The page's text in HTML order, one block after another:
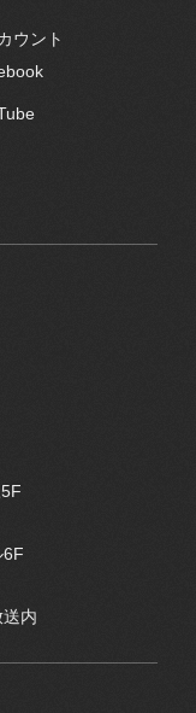
ウント
6F
内